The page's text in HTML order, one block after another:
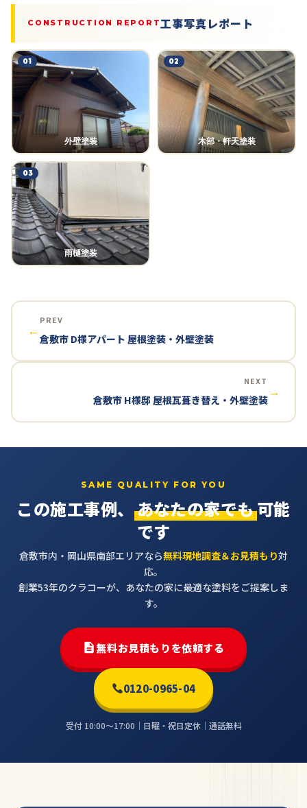
CONSTRUCTION REPORT工事写真レポート
01
外壁塗装
02
木部・軒天塗装
03
雨樋塗装
←
PREV
倉敷市 D様アパート 屋根塗装・外壁塗装
NEXT
倉敷市 H様邸 屋根瓦葺き替え・外壁塗装
→
SAME QUALITY FOR YOU
この施工事例、 あなたの家でも可能
です
倉敷市内・岡山県南部エリアなら無料現地調査＆お見積もり対
応。
創業53年のクラコーが、あなたの家に最適な塗料をご提案しま
す。
無料お見積もりを依頼する
0120-0965-04
受付 10:00〜17:00｜日曜・祝日定休｜通話無料